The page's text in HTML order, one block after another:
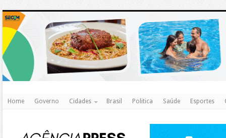
Home Governo Cidades Brasil Politica Saúde Esportes